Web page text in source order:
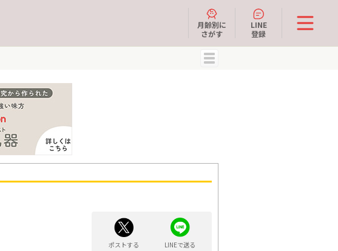
月齢別に
さがす
LINE
登録
ポストする LINEで送る